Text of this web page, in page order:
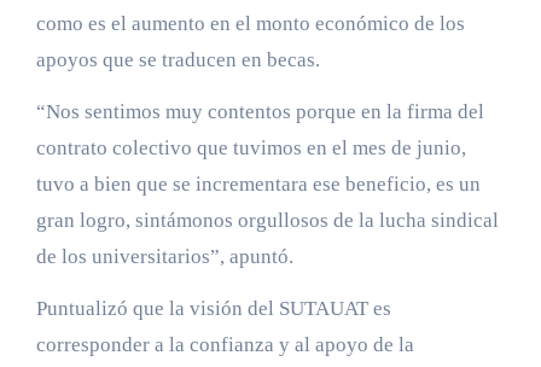
como es el aumento en el monto económico de los
apoyos que se traducen en becas.
“Nos sentimos muy contentos porque en la firma del
contrato colectivo que tuvimos en el mes de junio,
tuvo a bien que se incrementara ese beneficio, es un
gran logro, sintámonos orgullosos de la lucha sindical
de los universitarios”, apuntó.
Puntualizó que la visión del SUTAUAT es
corresponder a la confianza y al apoyo de la